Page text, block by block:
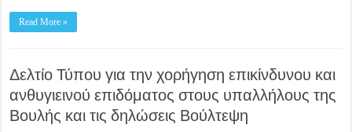
Read More »
Δελτίο Τύπου για την χορήγηση επικίνδυνου και
ανθυγιεινού επιδόματος στους υπαλλήλους της
Βουλής και τις δηλώσεις Βούλτεψη